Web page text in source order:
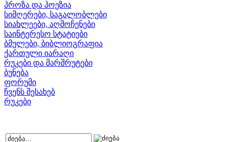
პროზა და პოეზია
სიმღერები, საგალობლები
სიახლეები, აღმოჩენები
საინტერესო სტატიები
ბმულები, ბიბლიოგრაფია
ქართული იარაღი
რუკები და მარშრუტები
ბუნება
ფორუმი
ჩვენს შესახებ
რუკები